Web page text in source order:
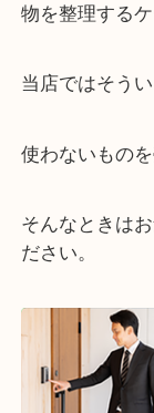
▽お電話の方
・どんなご相
終活・遺品整